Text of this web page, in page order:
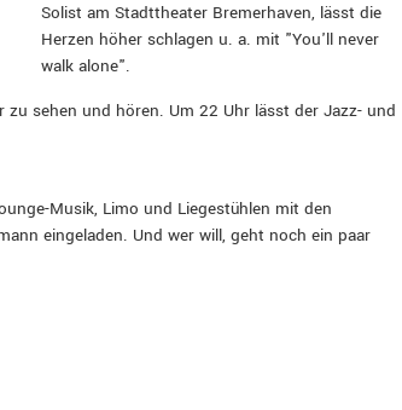
Solist am Stadttheater Bremerhaven, lässt die
Herzen höher schlagen u. a. mit "You'll never
walk alone".
sehen und hören. Um 22 Uhr lässt der Jazz- und
Musik, Limo und Liegestühlen mit den
eingeladen. Und wer will, geht noch ein paar